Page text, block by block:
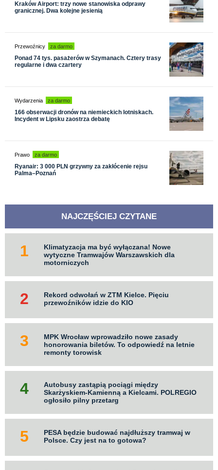
Kraków Airport: trzy nowe stanowiska odprawy
granicznej. Dwa kolejne jesienią
Przewoźnicy za darmo
Ponad 74 tys. pasażerów w Szymanach. Cztery trasy
regularne i dwa czartery
Wydarzenia za darmo
166 obserwacji dronów na niemieckich lotniskach.
Incydent w Lipsku zaostrza debatę
Prawo za darmo
Ryanair: 3 000 PLN grzywny za zakłócenie rejsu
Palma–Poznań
NAJCZĘŚCIEJ CZYTANE
Klimatyzacja ma być wyłączana! Nowe
wytyczne Tramwajów Warszawskich dla
motorniczych
Rekord odwołań w ZTM Kielce. Pięciu
przewoźników idzie do KIO
MPK Wrocław wprowadziło nowe zasady
honorowania biletów. To odpowiedź na letnie
remonty torowisk
Autobusy zastąpią pociągi między
Skarżyskiem-Kamienną a Kielcami. POLREGIO
ogłosiło pilny przetarg
PESA będzie budować najdłuższy tramwaj w
Polsce. Czy jest na to gotowa?